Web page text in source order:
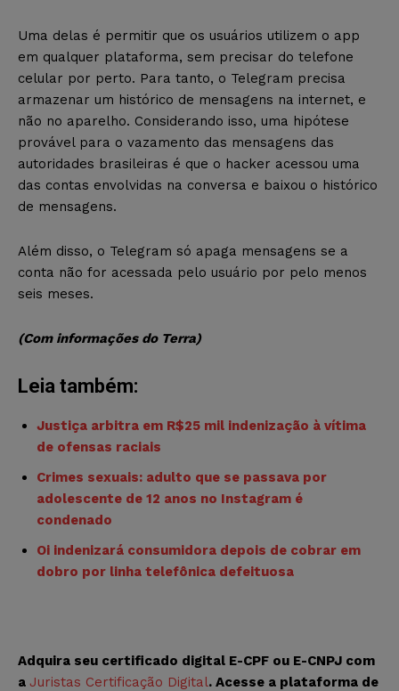
Uma delas é permitir que os usuários utilizem o app
em qualquer plataforma, sem precisar do telefone
celular por perto. Para tanto, o Telegram precisa
armazenar um histórico de mensagens na internet, e
não no aparelho. Considerando isso, uma hipótese
provável para o vazamento das mensagens das
autoridades brasileiras é que o hacker acessou uma
das contas envolvidas na conversa e baixou o histórico
de mensagens.
Além disso, o Telegram só apaga mensagens se a
conta não for acessada pelo usuário por pelo menos
seis meses.
(Com informações do Terra)
Leia também:
Justiça arbitra em R$25 mil indenização à vítima
de ofensas raciais
Crimes sexuais: adulto que se passava por
adolescente de 12 anos no Instagram é
condenado
Oi indenizará consumidora depois de cobrar em
dobro por linha telefônica defeituosa
Adquira seu certificado digital E-CPF ou E-CNPJ com
a Juristas Certificação Digital. Acesse a plataforma de